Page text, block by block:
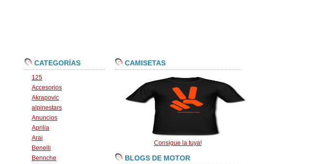
CATEGORÍAS
125
Accesorios
Akrapovic
alpinestars
Anuncios
Aprilia
Arai
Benelli
Bennche
CAMISETAS
Consigue la tuya!
BLOGS DE MOTOR